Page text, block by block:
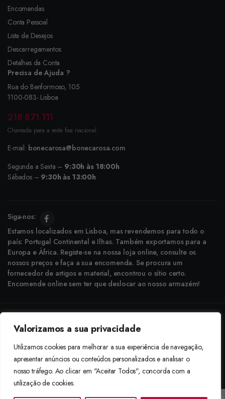
Valorizamos a sua privacidade
Utilizamos cookies para melhorar a sua experiência de navegação,
apresentar anúncios ou conteúdos personalizados e analisar o
nosso tráfego. Ao clicar em "Aceitar Todos", concorda com a
utilização de cookies.
Encomendas
Conta Pessoal
Lista de Desejos
Descarregamentos
Detalhes da Conta
Precisa de Ajuda ?
Rua do Benformoso, 105
1100-083- Lisboa
218 871 111
Chamada para a rede fixa nacional
E-mail: bonecarosa@bonecarosa.com
Segunda a Sexta – 9:30h às 18:00h
Sábados – 9:30h às 13:00h
Siga-nos:
Estamos localizados em Lisboa, mas revendemos para todo o
país: Portugal Continental e Ilhas. Também exportamos para a
Europa e África. Registe-se na nossa loja online, consulte os
nossos preços e faça a sua encomenda. Se procura um
fornecedor de artigos e material, encontrou o sítio certo.
Encomende online sem ter que deslocar ao nosso armazém!
Aceitamos: Transferência Bancária e Envio à Cobrança